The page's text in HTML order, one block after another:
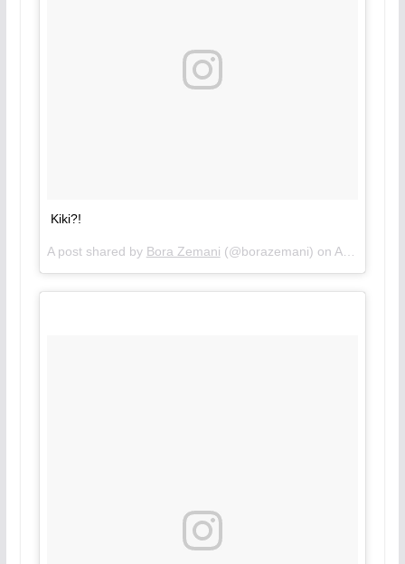
Kiki?!
A post shared by Bora Zemani (@borazemani) on Aug 16, 2018 at 4:35am PDT